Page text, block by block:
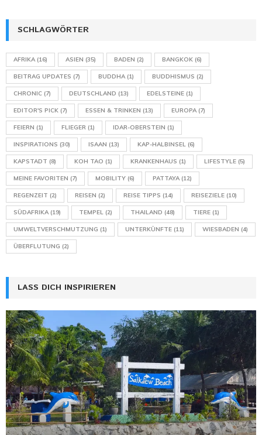
SCHLAGWÖRTER
AFRIKA(16) ASIEN (35) BADEN (2) BANGKOK (6)
BEITRAG UPDATES (7) BUDDHA(1) BUDDHISMUS (2)
CHRONIC (7) DEUTSCHLAND (13) EDELSTEINE (1)
EDITOR'S PICK (7) ESSEN & TRINKEN (13) EUROPA(7)
FEIERN (1) FLIEGER (1) IDAR-OBERSTEIN (1)
INSPIRATIONS (30) ISAAN (13) KAP-HALBINSEL (6)
KAPSTADT (8) KOH TAO (1) KRANKENHAUS (1) LIFESTYLE (5)
MEINE FAVORITEN (7) MOBILITY (6) PATTAYA(12)
REGENZEIT (2) REISEN (2) REISE TIPPS (14) REISEZIELE (10)
SÜDAFRIKA(19) TEMPEL (2) THAILAND (48) TIERE (1)
UMWELTVERSCHMUTZUNG (1) UNTERKÜNFTE (11) WIESBADEN (4)
ÜBERFLUTUNG (2)
LASS DICH INSPIRIEREN